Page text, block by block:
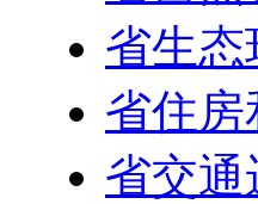
省生态
省住房
省交通